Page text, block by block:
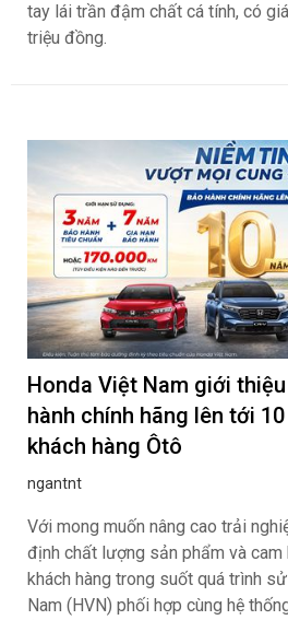
tay lái trần đậm chất cá tính, có
triệu đồng.
Honda Việt Nam giới
hành chính hãng lên tới
khách hàng Ôtô
ngantnt
Với mong muốn nâng cao trải
định chất lượng sản phẩm và cam
khách hàng trong suốt quá trình
Nam (HVN) phối hợp cùng hệ